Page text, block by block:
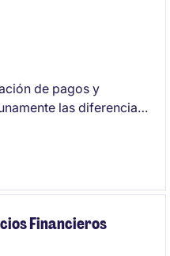
de pagos y
las diferencias
contribuyendo a la
procesos de
Financieros